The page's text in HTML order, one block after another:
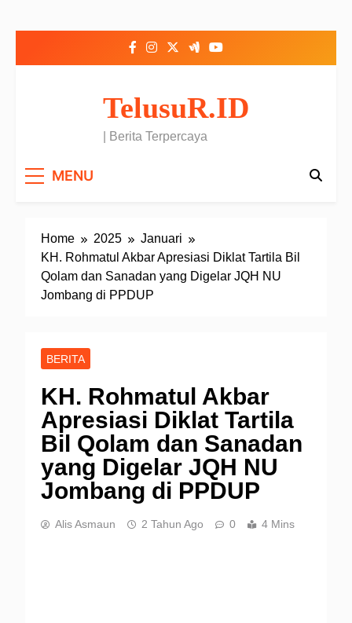
TelusuR.ID
| Berita Terpercaya
MENU
Home 2025
Januari
KH. Rohmatul Akbar Apresiasi Diklat Tartila Bil
Qolam dan Sanadan yang Digelar JQH NU
Jombang di PPDUP
BERITA
KH. Rohmatul Akbar
Apresiasi Diklat Tartila
Bil Qolam dan Sanadan
yang Digelar JQH NU
Jombang di PPDUP
Alis Asmaun 2 Tahun Ago 0 4 Mins